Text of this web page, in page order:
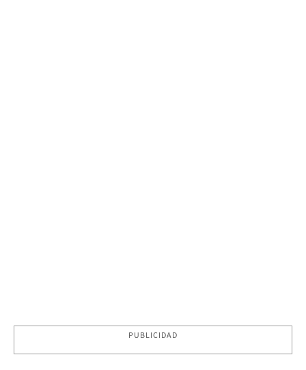
PUBLICIDAD